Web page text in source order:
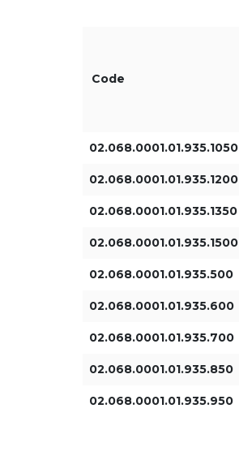
Code
02.068.0001.01.935.1050
02.068.0001.01.935.1200
02.068.0001.01.935.1350
02.068.0001.01.935.1500
02.068.0001.01.935.500
02.068.0001.01.935.600
02.068.0001.01.935.700
02.068.0001.01.935.850
02.068.0001.01.935.950